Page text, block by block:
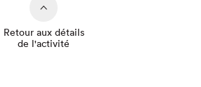
Retour aux détails
de l'activité